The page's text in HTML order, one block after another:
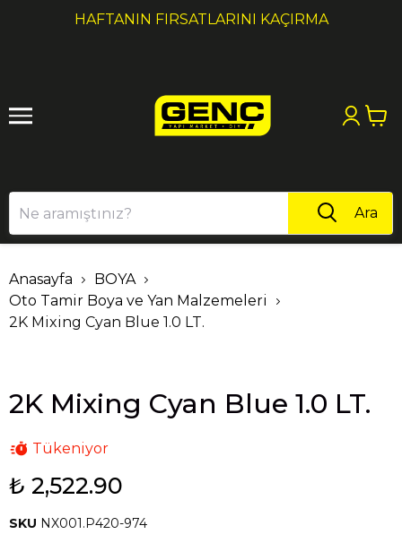
HAFTANIN FIRSATLARINI KAÇIRMA
1 2
Ara
Anasayfa
BOYA
Oto Tamir Boya ve Yan Malzemeleri
2K Mixing Cyan Blue 1.0 LT.
2K Mixing Cyan Blue 1.0 LT.
Tükeniyor
₺ 2,522.90
SKU NX001.P420-974